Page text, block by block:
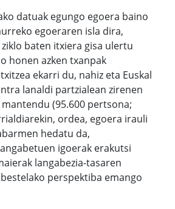
datuak egungo egoera baino
egoeraren isla dira,
baten itxiera gisa ulertu
honen azken txanpak
ekarri du, nahiz eta Euskal
lanaldi partzialean zirenen
(95.600 pertsona;
ordea, egoera irauli
hedatu da,
igoerak erakutsi
langabezia-tasaren
perspektiba emango